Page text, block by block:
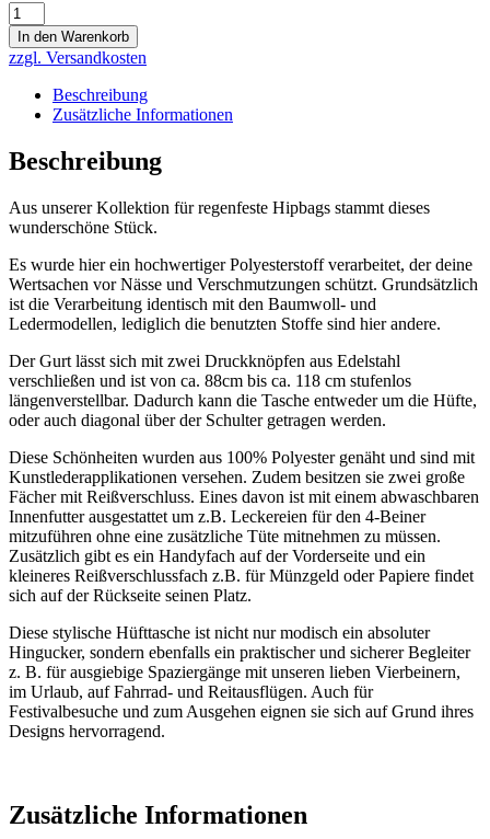
Hipbag
NJHannover
HS-
VEGAN
VINTAGE
EDITION
-
Menge
In den Warenkorb
zzgl. Versandkosten
Beschreibung
Zusätzliche Informationen
Beschreibung
Aus unserer Kollektion für regenfeste Hipbags stammt dieses
wunderschöne Stück.
Es wurde hier ein hochwertiger Polyesterstoff verarbeitet, der deine
Wertsachen vor Nässe und Verschmutzungen schützt. Grundsätzlich
ist die Verarbeitung identisch mit den Baumwoll- und
Ledermodellen, lediglich die benutzten Stoffe sind hier andere.
Der Gurt lässt sich mit zwei Druckknöpfen aus Edelstahl
verschließen und ist von ca. 88cm bis ca. 118 cm stufenlos
längenverstellbar. Dadurch kann die Tasche entweder um die Hüfte,
oder auch diagonal über der Schulter getragen werden.
Diese Schönheiten wurden aus 100% Polyester genäht und sind mit
Kunstlederapplikationen versehen. Zudem besitzen sie zwei große
Fächer mit Reißverschluss. Eines davon ist mit einem abwaschbaren
Innenfutter ausgestattet um z.B. Leckereien für den 4-Beiner
mitzuführen ohne eine zusätzliche Tüte mitnehmen zu müssen.
Zusätzlich gibt es ein Handyfach auf der Vorderseite und ein
kleineres Reißverschlussfach z.B. für Münzgeld oder Papiere findet
sich auf der Rückseite seinen Platz.
Diese stylische Hüfttasche ist nicht nur modisch ein absoluter
Hingucker, sondern ebenfalls ein praktischer und sicherer Begleiter
z. B. für ausgiebige Spaziergänge mit unseren lieben Vierbeinern,
im Urlaub, auf Fahrrad- und Reitausflügen. Auch für
Festivalbesuche und zum Ausgehen eignen sie sich auf Grund ihres
Designs hervorragend.
Zusätzliche Informationen